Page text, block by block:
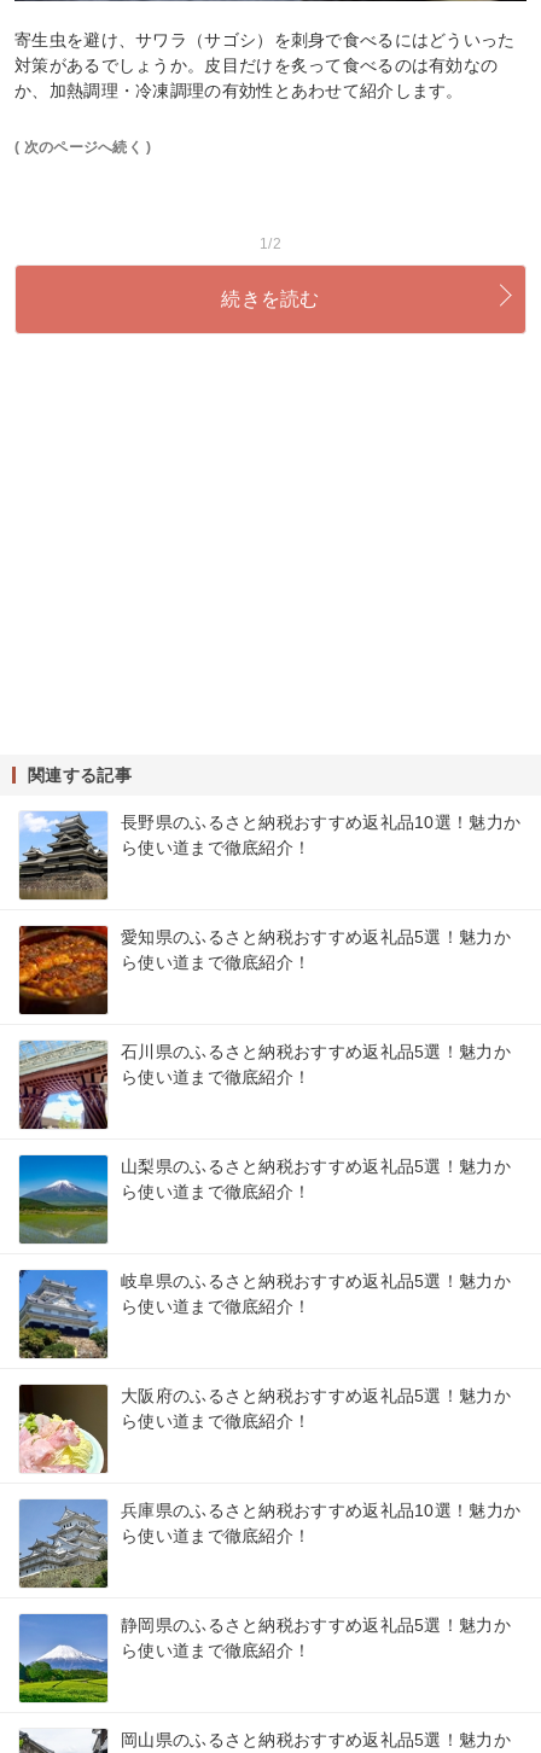
寄生虫を避け、サワラ（サゴシ）を刺身で食べるにはどういった
対策があるでしょうか。皮目だけを炙って食べるのは有効なの
か、加熱調理・冷凍調理の有効性とあわせて紹介します。
( 次のページへ続く )
1/2
続きを読む
関連する記事
長野県のふるさと納税おすすめ返礼品10選！魅力か
ら使い道まで徹底紹介！
愛知県のふるさと納税おすすめ返礼品5選！魅力か
ら使い道まで徹底紹介！
石川県のふるさと納税おすすめ返礼品5選！魅力か
ら使い道まで徹底紹介！
山梨県のふるさと納税おすすめ返礼品5選！魅力か
ら使い道まで徹底紹介！
岐阜県のふるさと納税おすすめ返礼品5選！魅力か
ら使い道まで徹底紹介！
大阪府のふるさと納税おすすめ返礼品5選！魅力か
ら使い道まで徹底紹介！
兵庫県のふるさと納税おすすめ返礼品10選！魅力か
ら使い道まで徹底紹介！
静岡県のふるさと納税おすすめ返礼品5選！魅力か
ら使い道まで徹底紹介！
岡山県のふるさと納税おすすめ返礼品5選！魅力か